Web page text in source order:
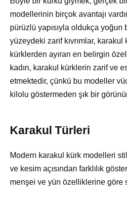
modellerinin birçok avantajı
pürüzlü yapısıyla oldukça yoğun
yüzeydeki zarif kıvrımlar,
kürklerden ayıran en belirgin
kadın, karakul kürklerin zarif ve
etmektedir, çünkü bu modeller
kilolu göstermeden şık bir
Karakul Türleri
Modern karakul kürk modelleri
ve kesim açısından farklılık
menşei ve yün özelliklerine göre